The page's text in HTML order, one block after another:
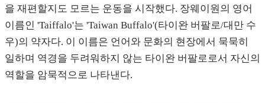
을 재편할지도 모르는 운동을 시작했다. 장웨이원의 영어
이름인 'Taiffalo'는 'Taiwan Buffalo'(타이완 버팔로/대만 수
우)의 약자다. 이 이름은 언어와 문화의 현장에서 묵묵히
일하며 역경을 두려워하지 않는 타이완 버팔로로서 자신의
역할을 암묵적으로 나타낸다.